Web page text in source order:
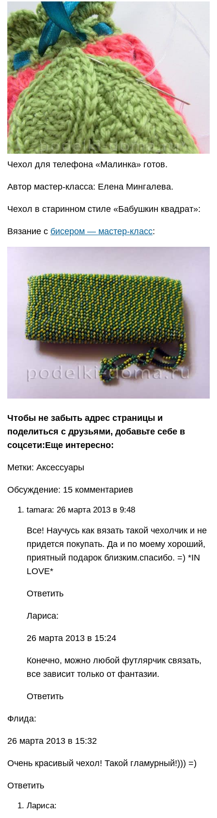
Чехол для телефона «Малинка» готов.
Автор мастер-класса: Елена Мингалева.
Чехол в старинном стиле «Бабушкин квадрат»:
Вязание с бисером — мастер-класс:
Чтобы не забыть адрес страницы и
поделиться с друзьями, добавьте себе в
соцсети:Еще интересно:
Метки: Аксессуары
Обсуждение: 15 комментариев
tamara: 26 марта 2013 в 9:48
Все! Научусь как вязать такой чехолчик и не
придется покупать. Да и по моему хороший,
приятный подарок близким.спасибо. =) *IN
LOVE*
Ответить
Лариса:
26 марта 2013 в 15:24
Конечно, можно любой футлярчик связать,
все зависит только от фантазии.
Ответить
Флида:
26 марта 2013 в 15:32
Очень красивый чехол! Такой гламурный!))) =)
Ответить
Лариса: